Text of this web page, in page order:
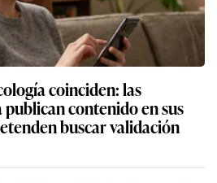
coinciden: las
contenido en sus
buscar validación